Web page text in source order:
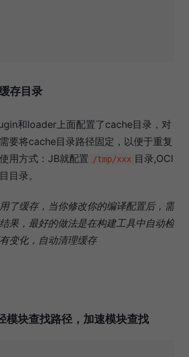
存目录
和loader上面配置了cache目录，对
要将cache目录路径固定，以便于重复
用方式：JB就配置 /tmp/xxx 目录,OCI
目录。
了缓存，当你修改你的编译配置后，需
果，最好的做法是在构建工具中自动检
变化，自动清理缓存
模块查找路径，加速模块查找